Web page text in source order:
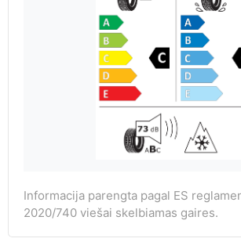
Informacija parengta pagal ES
2020/740 viešai skelbiamas gaires.